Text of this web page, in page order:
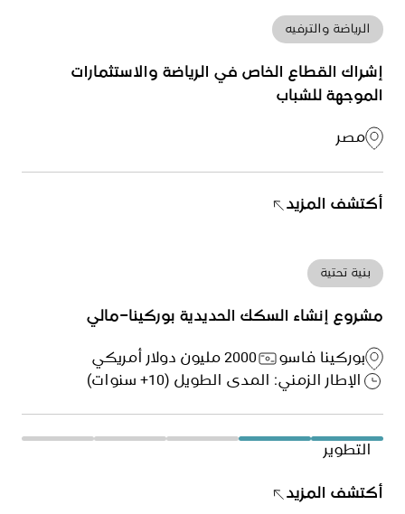
الرياضة والترفيه
إشراك القطاع الخاص في الرياضة والاستثمارات
الموجهة للشباب
مصر
أكتشف المزيد
بنية تحتية
مشروع إنشاء السكك الحديدية بوركينا–مالي
بوركينا فاسو
2000 مليون دولار أمريكي
الإطار الزمني: المدى الطويل (10+ سنوات)
التطوير
أكتشف المزيد